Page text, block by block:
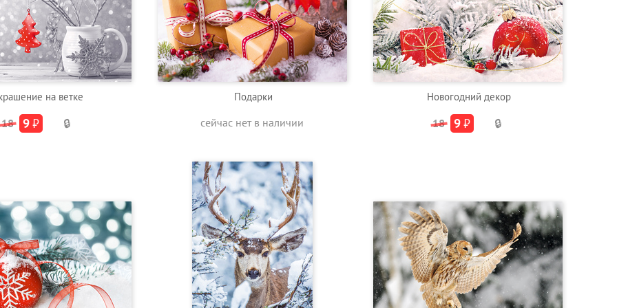
на ветке
18 9₽ 🔒
Подарки
сейчас нет в наличии
Новогодний декор
18 9₽ 🔒